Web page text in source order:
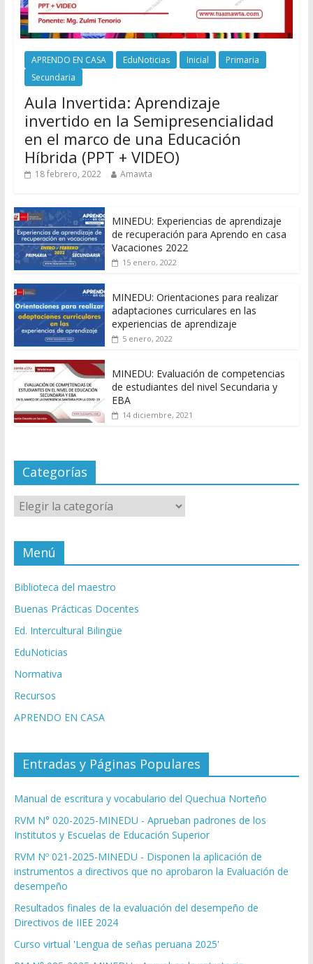
APRENDO EN CASA EduNoticias Inicial
Primaria
Secundaria
Aula Invertida: Aprendizaje
invertido en la Semipresencialidad
en el marco de una Educación
Híbrida (PPT + VIDEO)
18 febrero, 2022 Amawta
MINEDU: Experiencias de aprendizaje
de recuperación para Aprendo en casa
Vacaciones 2022
15 enero, 2022
MINEDU: Orientaciones para realizar
adaptaciones curriculares en las
experiencias de aprendizaje
5 enero, 2022
MINEDU: Evaluación de competencias
de estudiantes del nivel Secundaria y
EBA
14 diciembre, 2021
Categorías
Categorías
Menú
Biblioteca del maestro
Buenas Prácticas Docentes
Ed. Intercultural Bilingüe
EduNoticias
Normativa
Recursos
APRENDO EN CASA
Entradas y Páginas Populares
Manual de escritura y vocabulario del Quechua Norteño
RVM N° 020-2025-MINEDU - Aprueban padrones de los
Institutos y Escuelas de Educación Superior
RVM Nº 021-2025-MINEDU - Disponen la aplicación de
instrumentos a directivos que no aprobaron la Evaluación de
desempeño
Resultados finales de la evaluación del desempeño de
Directivos de IIEE 2024
Curso virtual 'Lengua de señas peruana 2025'